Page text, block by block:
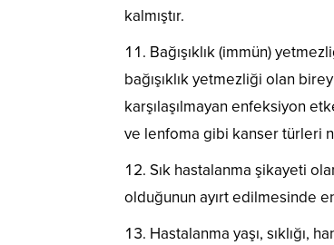
kalmıştır.
Bağışıklık (immün)
bağışıklık yetmezliği olan
karşılaşılmayan enfeksiyon
ve lenfoma gibi kanser türleri
Sık hastalanma şikayeti
olduğunun ayırt edilmesinde en
Hastalanma yaşı,